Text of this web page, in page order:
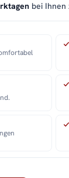
bei Ihnen